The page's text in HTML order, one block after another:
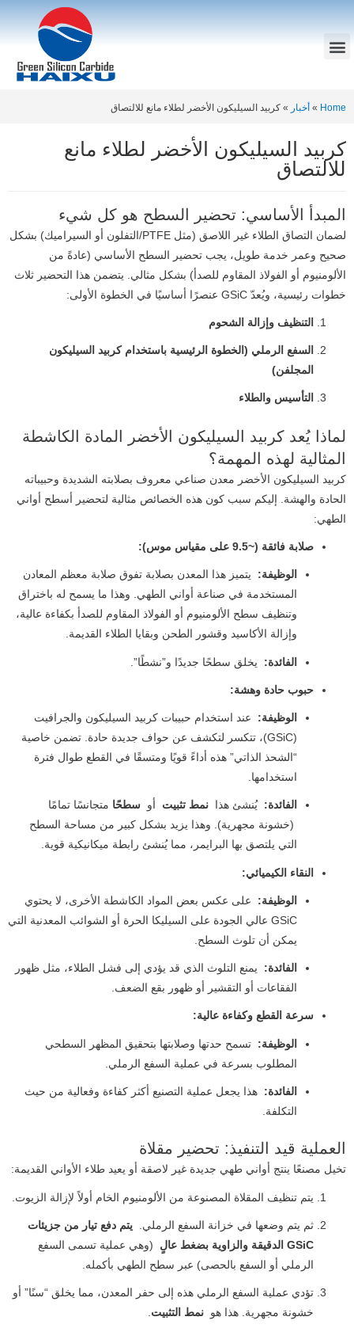
Home
» أخبار » كربيد السيليكون الأخضر لطلاء مانع للالتصاق
كربيد السيليكون الأخضر لطلاء مانع
للالتصاق
المبدأ الأساسي: تحضير السطح هو كل شيء
لضمان التصاق الطلاء غير اللاصق (مثل PTFE/التفلون أو السيراميك) بشكل
صحيح وعمر خدمة طويل، يجب تحضير السطح الأساسي (عادةً من
الألومنيوم أو الفولاذ المقاوم للصدأ) بشكل مثالي. يتضمن هذا التحضير ثلاث
خطوات رئيسية، ويُعدّ GSiC عنصرًا أساسيًا في الخطوة الأولى:
التنظيف وإزالة الشحوم
السفع الرملي (الخطوة الرئيسية باستخدام كربيد السيليكون
المجلفن)
التأسيس والطلاء
لماذا يُعد كربيد السيليكون الأخضر المادة الكاشطة
المثالية لهذه المهمة؟
كربيد السيليكون الأخضر معدن صناعي معروف بصلابته الشديدة وحبيباته
الحادة والهشة. إليكم سبب كون هذه الخصائص مثالية لتحضير أسطح أواني
الطهي:
صلابة فائقة (~9.5 على مقياس موس):
الوظيفة: يتميز هذا المعدن بصلابة تفوق صلابة معظم المعادن
المستخدمة في صناعة أواني الطهي. وهذا ما يسمح له باختراق
وتنظيف سطح الألومنيوم أو الفولاذ المقاوم للصدأ بكفاءة عالية،
وإزالة الأكاسيد وقشور الطحن وبقايا الطلاء القديمة.
الفائدة: يخلق سطحًا جديدًا و”نشطًا”.
حبوب حادة وهشة:
الوظيفة: عند استخدام حبيبات كربيد السيليكون والجرافيت
(GSiC)، تتكسر لتكشف عن حواف جديدة حادة. تضمن خاصية
“الشحذ الذاتي” هذه أداءً قويًا ومتسقًا في القطع طوال فترة
استخدامها.
الفائدة: يُنشئ هذا نمط تثبيت أو سطحًا متجانسًا تمامًا
(خشونة مجهرية). وهذا يزيد بشكل كبير من مساحة السطح
التي يلتصق بها البرايمر، مما يُنشئ رابطة ميكانيكية قوية.
النقاء الكيميائي:
الوظيفة: على عكس بعض المواد الكاشطة الأخرى، لا يحتوي
GSiC عالي الجودة على السيليكا الحرة أو الشوائب المعدنية التي
يمكن أن تلوث السطح.
الفائدة: يمنع التلوث الذي قد يؤدي إلى فشل الطلاء، مثل ظهور
الفقاعات أو التقشير أو ظهور بقع الضعف.
سرعة القطع وكفاءة عالية:
الوظيفة: تسمح حدتها وصلابتها بتحقيق المظهر السطحي
المطلوب بسرعة في عملية السفع الرملي.
الفائدة: هذا يجعل عملية التصنيع أكثر كفاءة وفعالية من حيث
التكلفة.
العملية قيد التنفيذ: تحضير مقلاة
تخيل مصنعًا ينتج أواني طهي جديدة غير لاصقة أو يعيد طلاء الأواني القديمة:
يتم تنظيف المقلاة المصنوعة من الألومنيوم الخام أولاً لإزالة الزيوت.
ثم يتم وضعها في خزانة السفع الرملي.يتم دفع تيار من جزيئات
GSiC الدقيقة والزاوية بضغط عالٍ
(وهي عملية تسمى السفع
الرملي أو السفع بالحصى) عبر سطح الطهي بأكمله.
تؤدي عملية السفع الرملي هذه إلى حفر المعدن، مما يخلق “سنًا” أو
خشونة مجهرية. هذا هونمط التثبيت.